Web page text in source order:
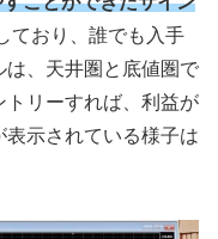
ており、誰でも入手
、天井圏と底値圏で
リーすれば、利益が
示されている様子は